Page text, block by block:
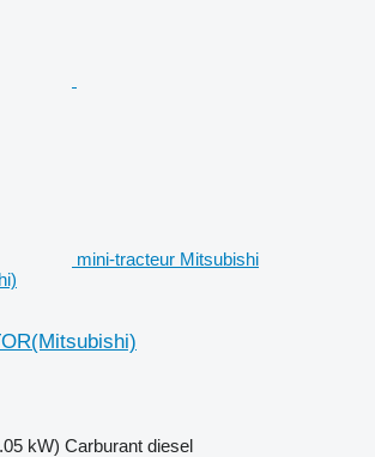
mini-tracteur Mitsubishi
kW) Carburant diesel